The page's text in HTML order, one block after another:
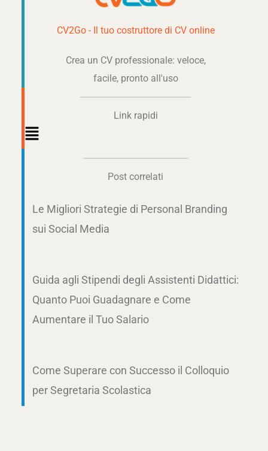
CV2Go - Il tuo costruttore di CV online
Crea un CV professionale: veloce,
facile, pronto all'uso
Link rapidi
Main
Post correlati
Le Migliori Strategie di Personal Branding
sui Social Media
Guida agli Stipendi degli Assistenti Didattici:
Quanto Puoi Guadagnare e Come
Aumentare il Tuo Salario
Come Superare con Successo il Colloquio
per Segretaria Scolastica